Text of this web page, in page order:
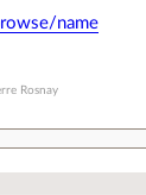
name
Rosnay